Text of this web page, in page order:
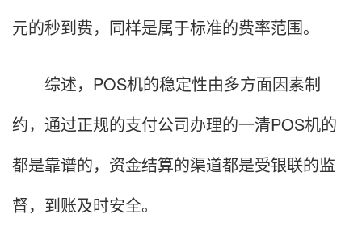
元的秒到费，同样是属于标准的费率范围。
综述，POS机的稳定性由多方面因素制
约，通过正规的支付公司办理的一清POS机的
都是靠谱的，资金结算的渠道都是受银联的监
督，到账及时安全。